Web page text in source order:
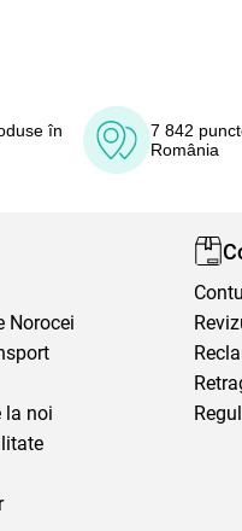
în
7 842
România
Norocei
la noi